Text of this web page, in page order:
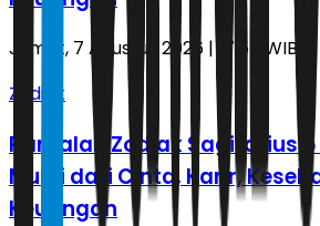
Jumat, 7 Agustus 2026 | 17.57 WIB
Zodiak
Ramalan Zodiak Sagitarius 5
Mulai dari Cinta, Karir,
Keuangan